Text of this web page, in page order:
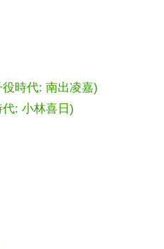
時代: 南出凌嘉)
: 小林喜日)